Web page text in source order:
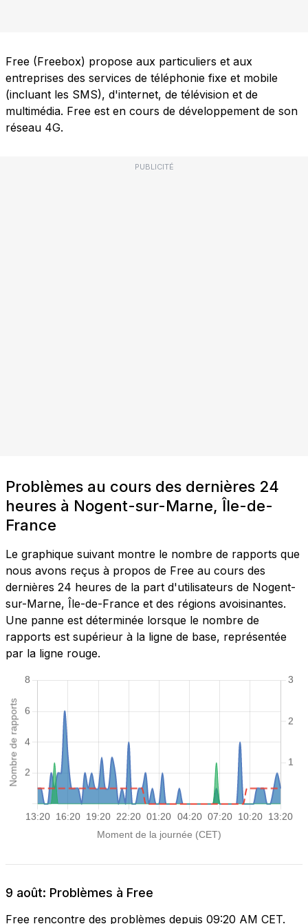
Free (Freebox) propose aux particuliers et aux
entreprises des services de téléphonie fixe et mobile
(incluant les SMS), d'internet, de télévision et de
multimédia. Free est en cours de développement de son
réseau 4G.
PUBLICITÉ
Problèmes au cours des dernières 24
heures à Nogent-sur-Marne, Île-de-
France
Le graphique suivant montre le nombre de rapports que
nous avons reçus à propos de Free au cours des
dernières 24 heures de la part d'utilisateurs de Nogent-
sur-Marne, Île-de-France et des régions avoisinantes.
Une panne est déterminée lorsque le nombre de
rapports est supérieur à la ligne de base, représentée
par la ligne rouge.
9 août: Problèmes à Free
Free rencontre des problèmes depuis 09:20 AM CET.